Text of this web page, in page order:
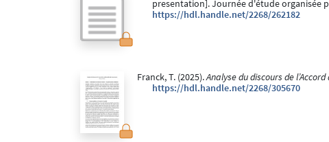
presentation]. Journée d'étude organisée
https://hdl.handle.net/2268/262182
Franck, T. (2025).Analyse du discours de
https://hdl.handle.net/2268/305670